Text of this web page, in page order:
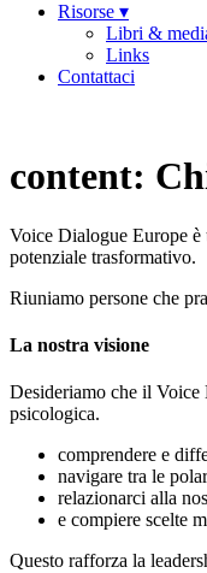
Risorse ▾
Libri &
Links
Contattaci
content:
Voice Dialogue Europe è
potenziale trasformativo.
Riuniamo persone che
La nostra visione
Desideriamo che il Voice
psicologica.
comprendere e
navigare tra le
relazionarci alla
e compiere scelte
Questo rafforza la